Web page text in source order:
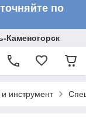
по
Каменогорск
инструмент